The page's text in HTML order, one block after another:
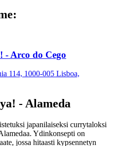
:
- Arco do Cego
114, 1000-005 Lisboa,
- Alameda
japanilaiseksi currytaloksi
Ydinkonsepti on
jossa hitaasti kypsennetyn